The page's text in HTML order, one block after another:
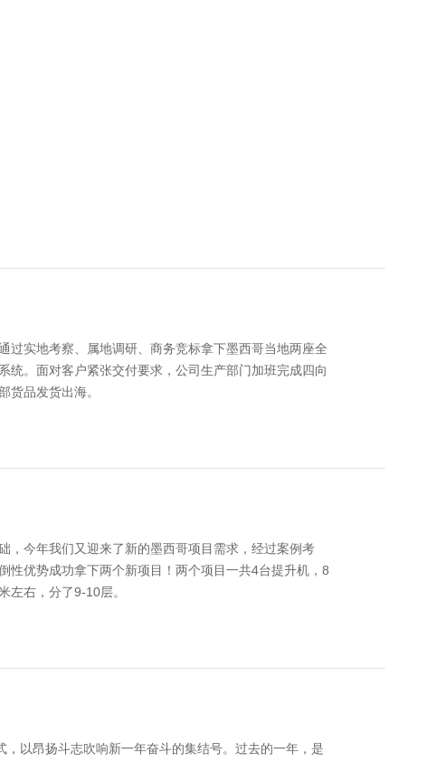
过实地考察、属地调研、商务竞标拿下墨西哥当地两座全
统。面对客户紧张交付要求，公司生产部门加班完成四向
货品发货出海。
，今年我们又迎来了新的墨西哥项目需求，经过案例考
性优势成功拿下两个新项目！两个项目一共4台提升机，8
左右，分了9-10层。
以昂扬斗志吹响新一年奋斗的集结号。过去的一年，是